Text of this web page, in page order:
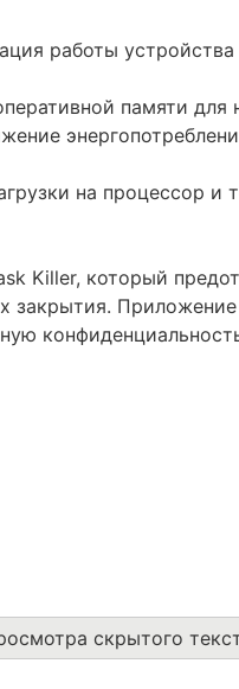
работы устройства
памяти для
на процессор и
Killer, который
закрытия.
скрытого